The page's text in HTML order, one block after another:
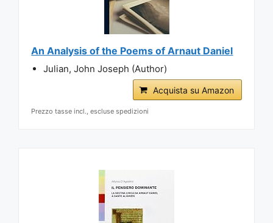
An Analysis of the Poems of Arnaut Daniel
Julian, John Joseph (Author)
Acquista su Amazon
Prezzo tasse incl., escluse spedizioni